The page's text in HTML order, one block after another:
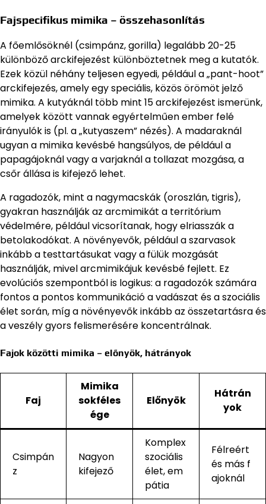
Fajspecifikus mimika – összehasonlítás
A főemlősöknél (csimpánz, gorilla) legalább 20-25
különböző arckifejezést különböztetnek meg a kutatók.
Ezek közül néhány teljesen egyedi, például a „pant-hoot”
arckifejezés, amely egy speciális, közös örömöt jelző
mimika. A kutyáknál több mint 15 arckifejezést ismerünk,
amelyek között vannak egyértelműen ember felé
irányulók is (pl. a „kutyaszem” nézés). A madaraknál
ugyan a mimika kevésbé hangsúlyos, de például a
papagájoknál vagy a varjaknál a tollazat mozgása, a
csőr állása is kifejező lehet.
A ragadozók, mint a nagymacskák (oroszlán, tigris),
gyakran használják az arcmimikát a territórium
védelmére, például vicsorítanak, hogy elriasszák a
betolakodókat. A növényevők, például a szarvasok
inkább a testtartásukat vagy a fülük mozgását
használják, mivel arcmimikájuk kevésbé fejlett. Ez
evolúciós szempontból is logikus: a ragadozók számára
fontos a pontos kommunikáció a vadászat és a szociális
élet során, míg a növényevők inkább az összetartásra és
a veszély gyors felismerésére koncentrálnak.
Fajok közötti mimika – előnyök, hátrányok
Faj
Mimika
sokféles
ége
Előnyök
Hátrán
yok
Csimpán
z
Nagyon
kifejező
Komplex
szociális
élet, em
pátia
Félreért
és más f
ajoknál